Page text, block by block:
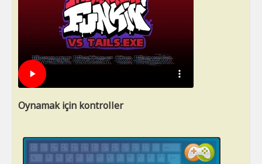
Oynamak için kontroller